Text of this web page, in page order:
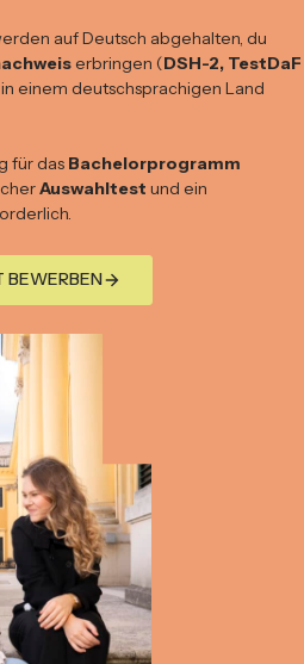
auf Deutsch abgehalten, du
erbringen (DSH-2, TestDaF
in einem deutschsprachigen Land
für das Bachelorprogramm
Auswahltest und ein
BEWERBEN